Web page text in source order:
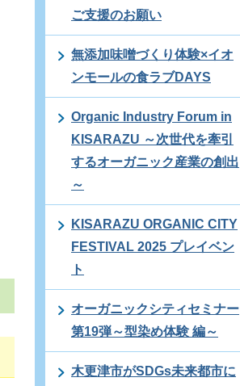
ご支援のお願い
無添加味噌づくり体験×イオ
ンモールの食ラブDAYS
Organic Industry Forum in
KISARAZU ～次世代を牽引
するオーガニック産業の創出
～
KISARAZU ORGANIC CITY
FESTIVAL 2025 プレイベン
ト
オーガニックシティセミナー
第19弾～型染め体験 編～
木更津市がSDGs未来都市に